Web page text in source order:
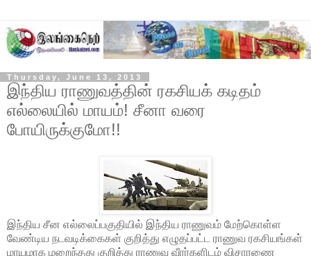
Thursday, June 13, 2013
இந்திய ராணுவத்தின் ரகசியக் கடிதம்
எல்லையில் மாயம்! சீனா வரை
போயிருக்குமோ!!
இந்திய சீன எல்லைப்பகுதியில் இந்திய ராணுவம் மேற்கொள்ள
வேண்டிய நடவடிக்கைகள் குறித்து எழுதப்பட்ட ராணுவ ரகசியங்கள்
மாயமாக ‌மறைந்தது குறித்து ராணுவ வீரர்களிடம் விசாரணை